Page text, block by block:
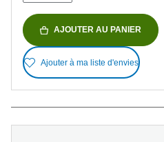
AJOUTER AU PANIER
Ajouter à ma liste d'envies